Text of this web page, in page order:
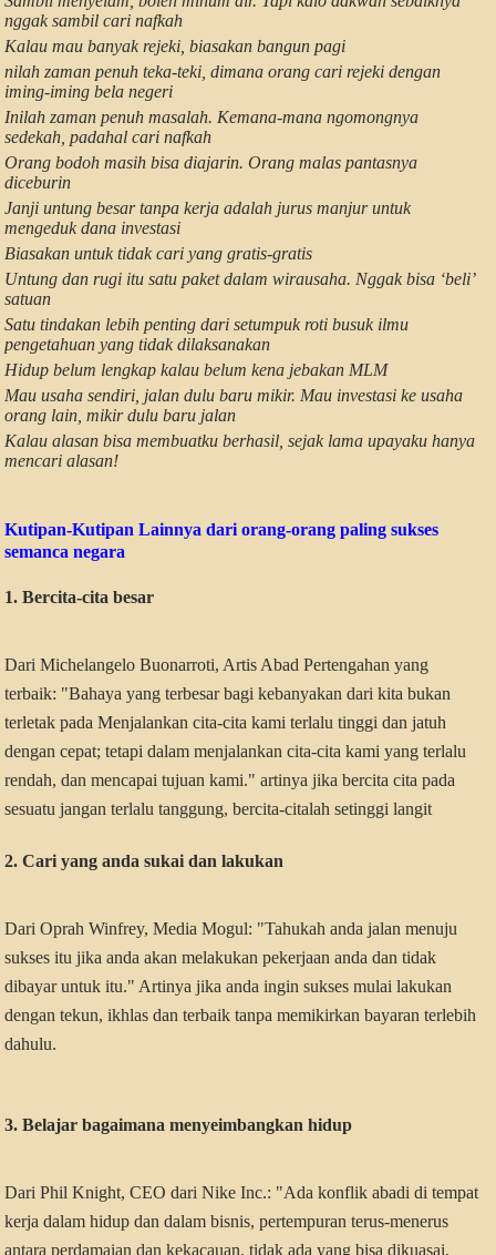
nggak sambil cari nafkah
Kalau mau banyak rejeki, biasakan bangun pagi
nilah zaman penuh teka-teki, dimana orang cari rejeki dengan
iming-iming bela negeri
Inilah zaman penuh masalah. Kemana-mana ngomongnya
sedekah, padahal cari nafkah
Orang bodoh masih bisa diajarin. Orang malas pantasnya
diceburin
Janji untung besar tanpa kerja adalah jurus manjur untuk
mengeduk dana investasi
Biasakan untuk tidak cari yang gratis-gratis
Untung dan rugi itu satu paket dalam wirausaha. Nggak bisa ‘beli’
satuan
Satu tindakan lebih penting dari setumpuk roti busuk ilmu
pengetahuan yang tidak dilaksanakan
Hidup belum lengkap kalau belum kena jebakan MLM
Mau usaha sendiri, jalan dulu baru mikir. Mau investasi ke usaha
orang lain, mikir dulu baru jalan
Kalau alasan bisa membuatku berhasil, sejak lama upayaku hanya
mencari alasan!
Kutipan-Kutipan Lainnya dari orang-orang paling sukses
semanca negara
1. Bercita-cita besar
Dari Michelangelo Buonarroti, Artis Abad Pertengahan yang
terbaik: "Bahaya yang terbesar bagi kebanyakan dari kita bukan
terletak pada Menjalankan cita-cita kami terlalu tinggi dan jatuh
dengan cepat; tetapi dalam menjalankan cita-cita kami yang terlalu
rendah, dan mencapai tujuan kami." artinya jika bercita cita pada
sesuatu jangan terlalu tanggung, bercita-citalah setinggi langit
2. Cari yang anda sukai dan lakukan
Dari Oprah Winfrey, Media Mogul: "Tahukah anda jalan menuju
sukses itu jika anda akan melakukan pekerjaan anda dan tidak
dibayar untuk itu." Artinya jika anda ingin sukses mulai lakukan
dengan tekun, ikhlas dan terbaik tanpa memikirkan bayaran terlebih
dahulu.
3. Belajar bagaimana menyeimbangkan hidup
Dari Phil Knight, CEO dari Nike Inc.: "Ada konflik abadi di tempat
kerja dalam hidup dan dalam bisnis, pertempuran terus-menerus
antara perdamaian dan kekacauan. tidak ada yang bisa dikuasai,